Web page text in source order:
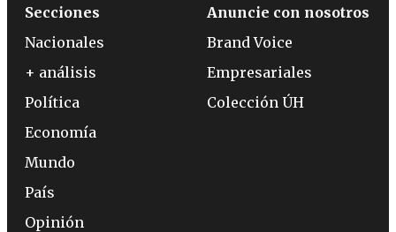
Secciones
Nacionales
+ análisis
Política
Economía
Mundo
País
Opinión
Anuncie con nosotros
Brand Voice
Empresariales
Colección ÚH